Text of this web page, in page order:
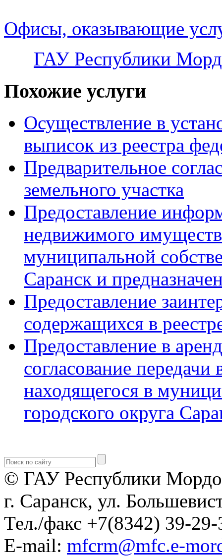
Офисы, оказывающие
ГАУ Республики
Похожие услуги
Осуществление в
выписок из реестра
Предварительное
земельного участка
Предоставление
недвижимого
муниципальной
Саранск и
Предоставление
содержащихся в
Предоставление в
согласование
находящегося в
городского округа
© ГАУ Республики
г. Саранск, ул.
Тел./факс +7(8342) 39-29-
E-mail: mfcrm@mfc.e-